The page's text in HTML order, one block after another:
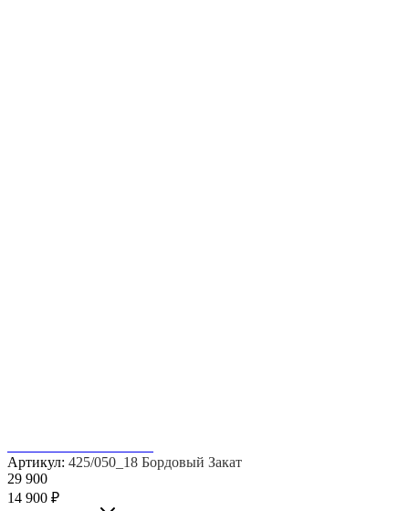
Артикул: 425/050_18 Бордовый Закат
29 900
14 900 ₽